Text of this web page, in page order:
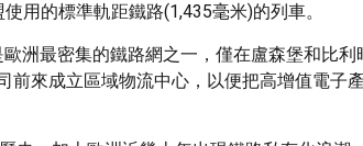
用的標準軌距鐵路(1,435毫米)的列車。
洲最密集的鐵路網之一，僅在盧森堡和比利
來成立區域物流中心，以便把高增值電子